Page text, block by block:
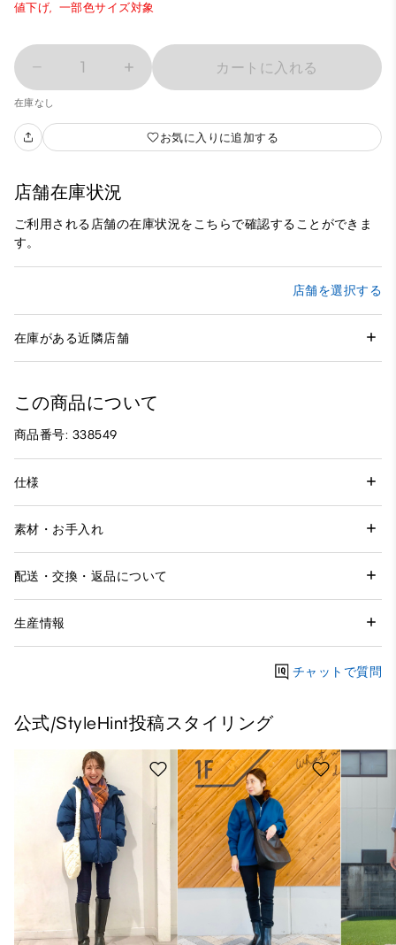
値下げ, 一部色サイズ対象
1 カートに入れる
在庫なし
お気に入りに追加する
店舗在庫状況
ご利用される店舗の在庫状況をこちらで確認することができま
す。
店舗を選択する
在庫がある近隣店舗
この商品について
商品番号: 338549
仕様
素材・お手入れ
配送・交換・返品について
生産情報
チャットで質問
公式/StyleHint投稿スタイリング